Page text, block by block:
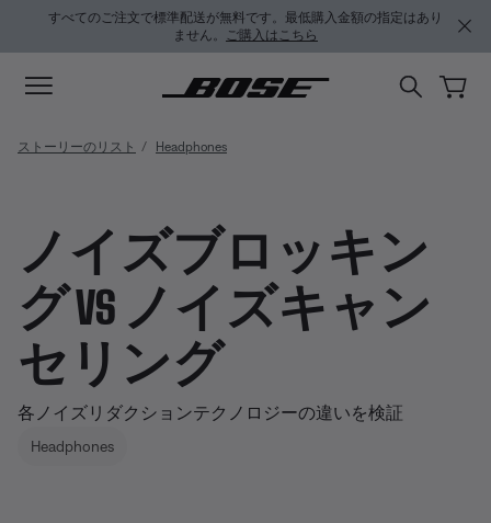
メインコンテンツに移動
サポートチャットに移動する
フッターコンテンツに移動
アクセシビリティ声明に移動する
すべてのご注文で標準配送が無料です。最低購入金額の指定はあり
ません。 ご購入はこちら
ストーリーのリスト Headphones
ノイズブロッキン
グ VS ノイズキャン
セリング
各ノイズリダクションテクノロジーの違いを検証
Headphones